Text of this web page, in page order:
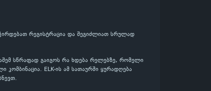
რეგისტრაცია და შეგიძლიათ სრულად
სწრაფად გაიგოს რა ხდება რელებზე, რომელი
ELK-ის ამ სათაურში ყურადღება